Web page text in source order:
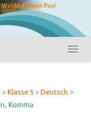
> Klasse 5 > Deutsch >
Komma